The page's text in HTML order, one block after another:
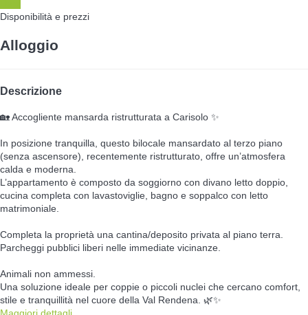
Disponibilità e prezzi
Alloggio
Descrizione
🏡 Accogliente mansarda ristrutturata a Carisolo ✨
In posizione tranquilla, questo bilocale mansardato al terzo piano
(senza ascensore), recentemente ristrutturato, offre un’atmosfera
calda e moderna.
L’appartamento è composto da soggiorno con divano letto doppio,
cucina completa con lavastoviglie, bagno e soppalco con letto
matrimoniale.
Completa la proprietà una cantina/deposito privata al piano terra.
Parcheggi pubblici liberi nelle immediate vicinanze.
Animali non ammessi.
Una soluzione ideale per coppie o piccoli nuclei che cercano comfort,
stile e tranquillità nel cuore della Val Rendena. 🌿✨